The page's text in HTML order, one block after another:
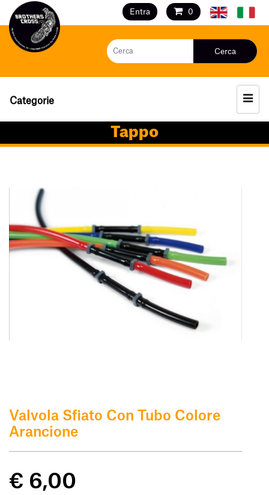
Entra 0
Cerca
Categorie
Tappo
Valvola Sfiato Con Tubo Colore
Arancione
€ 6,00